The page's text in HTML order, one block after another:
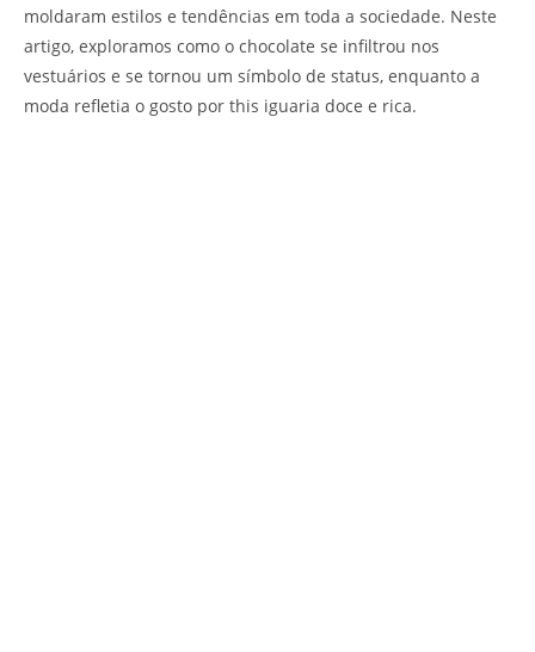
moldaram estilos e tendências em toda a sociedade. Neste
artigo, exploramos como o chocolate se infiltrou nos
vestuários e se tornou um símbolo de status, enquanto a
moda refletia o gosto por this iguaria doce e rica.